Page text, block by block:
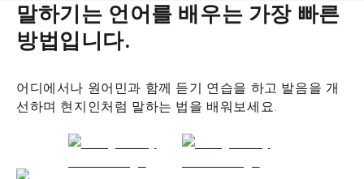
말하기는 언어를 배우는 가장 빠른
방법입니다.
어디에서나 원어민과 함께 듣기 연습을 하고 발음을 개
선하며 현지인처럼 말하는 법을 배워보세요.